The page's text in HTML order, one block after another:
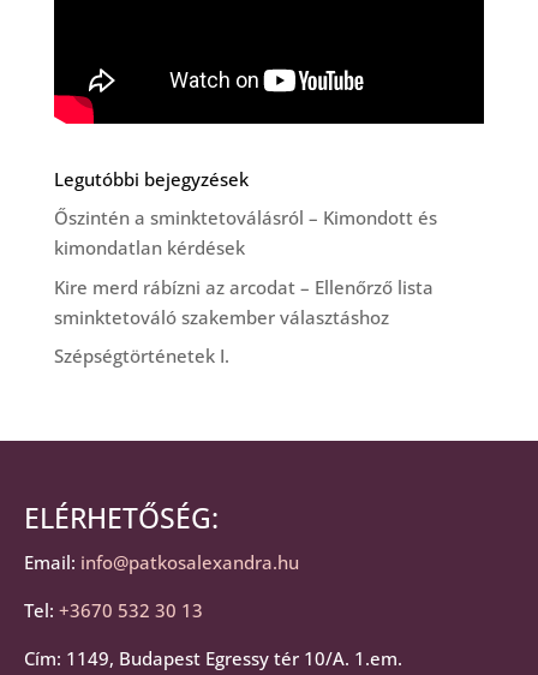
Legutóbbi bejegyzések
Őszintén a sminktetoválásról – Kimondott és
kimondatlan kérdések
Kire merd rábízni az arcodat – Ellenőrző lista
sminktetováló szakember választáshoz
Szépségtörténetek I.
ELÉRHETŐSÉG:
Email: info@patkosalexandra.hu
Tel: +3670 532 30 13
Cím: 1149, Budapest Egressy tér 10/A. 1.em.